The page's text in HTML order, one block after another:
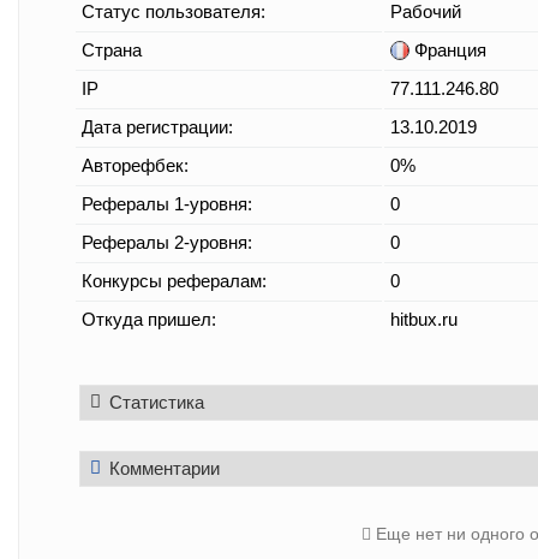
Статус пользователя:
Рабочий
Страна
Франция
IP
77.111.246.80
Дата регистрации:
13.10.2019
Авторефбек:
0%
Рефералы 1-уровня:
0
Рефералы 2-уровня:
0
Конкурсы рефералам:
0
Откуда пришел:
hitbux.ru
Статистика
Комментарии
Еще нет ни одного